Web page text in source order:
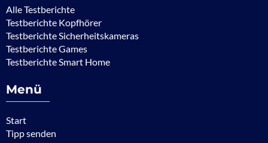
Alle Testberichte
Testberichte Kopfhörer
Testberichte Sicherheitskameras
Testberichte Games
Testberichte Smart Home
Menü
Start
Tipp senden